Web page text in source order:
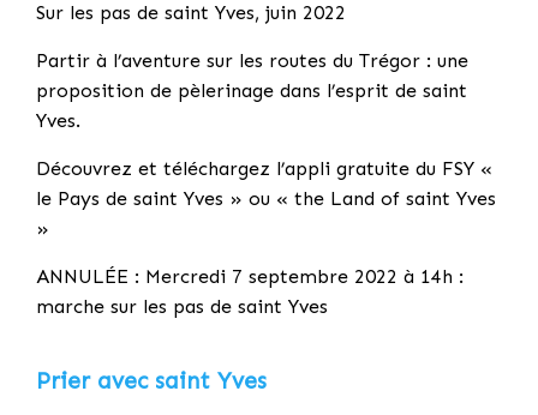
Sur les pas de saint Yves, juin 2022
Partir à l’aventure sur les routes du Trégor : une
proposition de pèlerinage dans l’esprit de saint
Yves.
Découvrez et téléchargez l’appli gratuite du FSY «
le Pays de saint Yves » ou « the Land of saint Yves
»
ANNULÉE : Mercredi 7 septembre 2022 à 14h :
marche sur les pas de saint Yves
Prier avec saint Yves